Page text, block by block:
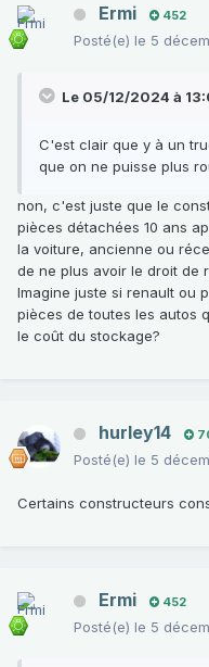
Ermi 452
Posté(e) le 5
Le 05/12/2024 à
C'est clair que y à un
que on ne puisse plus
non, c'est juste que le
pièces détachées 10 ans
la voiture, ancienne ou
de ne plus avoir le droit de
Imagine juste si renault ou
pièces de toutes les autos
le coût du stockage?
hurley14
Posté(e) le 5
Certains constructeurs
Ermi 452
Posté(e) le 5